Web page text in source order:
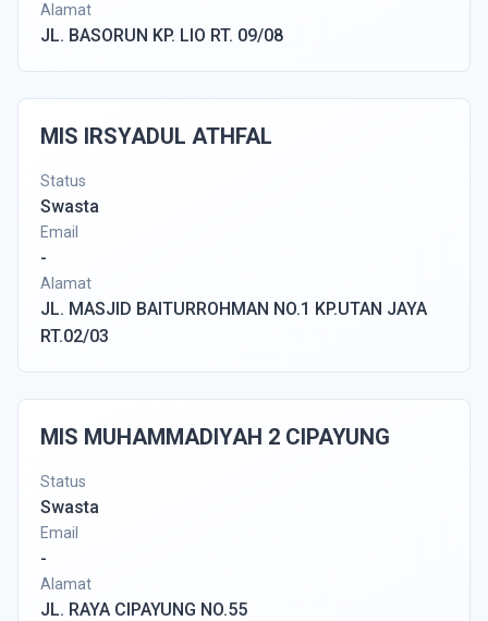
Alamat
JL. BASORUN KP. LIO RT. 09/08
MIS IRSYADUL ATHFAL
Status
Swasta
Email
-
Alamat
JL. MASJID BAITURROHMAN NO.1 KP.UTAN JAYA
RT.02/03
MIS MUHAMMADIYAH 2 CIPAYUNG
Status
Swasta
Email
-
Alamat
JL. RAYA CIPAYUNG NO.55